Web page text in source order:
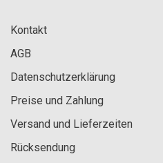
Kontakt
AGB
Datenschutzerklärung
Preise und Zahlung
Versand und Lieferzeiten
Rücksendung